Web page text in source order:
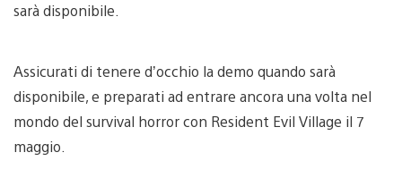
sarà disponibile.
Assicurati di tenere d’occhio la demo quando sarà
disponibile, e preparati ad entrare ancora una volta nel
mondo del survival horror con Resident Evil Village il 7
maggio.